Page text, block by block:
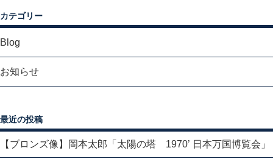
カテゴリー
Blog
お知らせ
最近の投稿
【ブロンズ像】岡本太郎「太陽の塔 1970’ 日本万国博覧会」